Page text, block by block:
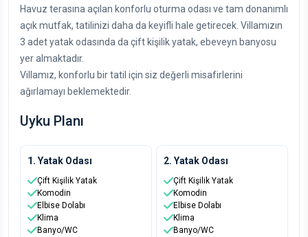
Havuz terasına açılan konforlu oturma odası ve tam donanımlı
açık mutfak, tatilinizi daha da keyifli hale getirecek. Villamızın
3 adet yatak odasında da çift kişilik yatak, ebeveyn banyosu
yer almaktadır.
Villamız, konforlu bir tatil için siz değerli misafirlerini
ağırlamayı beklemektedir.
Uyku Planı
1. Yatak Odası
Çift Kişilik Yatak
Komodin
Elbise Dolabı
Klima
Banyo/WC
2. Yatak Odası
Çift Kişilik Yatak
Komodin
Elbise Dolabı
Klima
Banyo/WC